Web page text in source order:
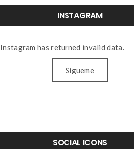
INSTAGRAM
Instagram has returned invalid data.
Sígueme
SOCIAL ICONS